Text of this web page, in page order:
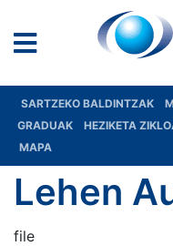
SARTZEKO BALDINTZAK
GRADUAK
HEZIKETA
MAPA
Lehen
file